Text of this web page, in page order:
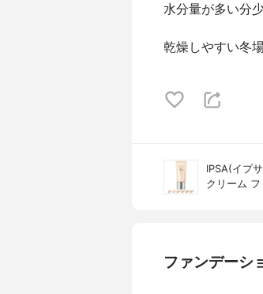
水分量が多い分
乾燥しやすい冬
IPSA(イプ
クリーム
ファンデーシ